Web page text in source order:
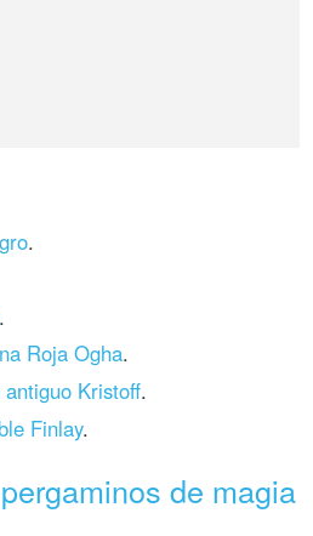
.
.
Roja Ogha.
Kristoff.
Finlay.
de magia